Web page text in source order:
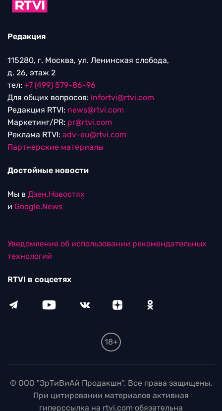
Редакция
115280, г. Москва, ул. Ленинская слобода,
д. 26, этаж 2
тел: +7 (499) 579-86-96
Для общих вопросов: Infortvi@rtvi.com
Редакция RTVI: news@rtvi.com
Маркетинг/PR: pr@rtvi.com
Реклама RTVI: adv-eu@rtvi.com
Партнерские материалы
Достойные новости
Мы в Дзен.Новостях
и Google.News
Уведомление об использовании рекомендательных
технологий
RTVI в соцсетях
18+
© ООО "ЭрТиВиАй Продакшн". Все права защищены.
При цитировании материалов активная
гиперссылка на rtvi.com обязательна